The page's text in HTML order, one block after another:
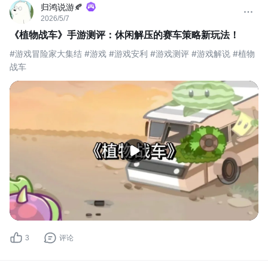
归鸿说游🍂
2026/5/7
《植物战车》手游测评：休闲解压的赛车策略新玩法！
#游戏冒险家大集结 #游戏 #游戏安利 #游戏测评 #游戏解说 #植物
战车
3 评论